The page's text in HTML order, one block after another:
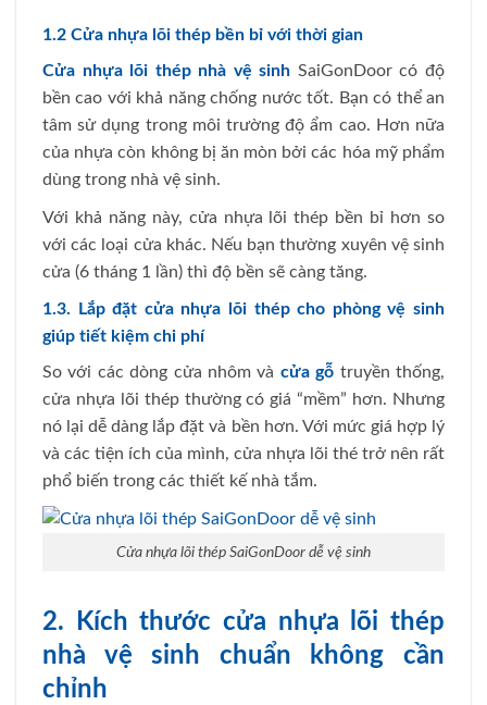
1.2 Cửa nhựa lõi thép bền bỉ với thời gian
Cửa nhựa lõi thép nhà vệ sinh SaiGonDoor có độ
bền cao với khả năng chống nước tốt. Bạn có thể an
tâm sử dụng trong môi trường độ ẩm cao. Hơn nữa
của nhựa còn không bị ăn mòn bởi các hóa mỹ phẩm
dùng trong nhà vệ sinh.
Với khả năng này, cửa nhựa lõi thép bền bỉ hơn so
với các loại cửa khác. Nếu bạn thường xuyên vệ sinh
cửa (6 tháng 1 lần) thì độ bền sẽ càng tăng.
1.3. Lắp đặt cửa nhựa lõi thép cho phòng vệ sinh
giúp tiết kiệm chi phí
So với các dòng cửa nhôm và cửa gỗ truyền thống,
cửa nhựa lõi thép thường có giá “mềm” hơn. Nhưng
nó lại dễ dàng lắp đặt và bền hơn. Với mức giá hợp lý
và các tiện ích của mình, cửa nhựa lõi thé trở nên rất
phổ biến trong các thiết kế nhà tắm.
Cửa nhựa lõi thép SaiGonDoor dễ vệ sinh
2. Kích thước cửa nhựa lõi thép
nhà vệ sinh chuẩn không cần
chỉnh